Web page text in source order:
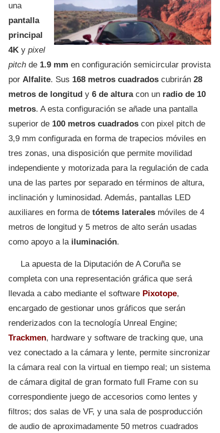
una
pantalla
principal
4K y pixel
pitch de 1.9 mm en configuración semicircular provista
por Alfalite. Sus 168 metros cuadrados cubrirán 28
metros de longitud y 6 de alturacon un radio de 10
metros. A esta configuración se añade una pantalla
superior de 100 metros cuadrados con pixel pitch de
3,9 mm configurada en forma de trapecios móviles en
tres zonas, una disposición que permite movilidad
independiente y motorizada para la regulación de cada
una de las partes por separado en términos de altura,
inclinación y luminosidad. Además, pantallas LED
auxiliares en forma de tótems laterales móviles de 4
metros de longitud y 5 metros de alto serán usadas
como apoyo a la iluminación.
La apuesta de la Diputación de A Coruña se
completa con una representación gráfica que será
llevada a cabo mediante el software Pixotope,
encargado de gestionar unos gráficos que serán
renderizados con la tecnología Unreal Engine;
Trackmen, hardware y software de tracking que, una
vez conectado a la cámara y lente, permite sincronizar
la cámara real con la virtual en tiempo real; un sistema
de cámara digital de gran formato full Frame con su
correspondiente juego de accesorios como lentes y
filtros; dos salas de VF, y una sala de posproducción
de audio de aproximadamente 50 metros cuadrados